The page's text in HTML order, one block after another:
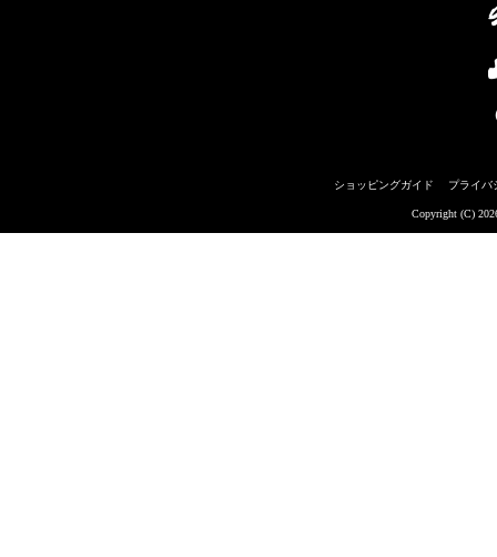
ショッピングガイド プライバ
Copyright (C)